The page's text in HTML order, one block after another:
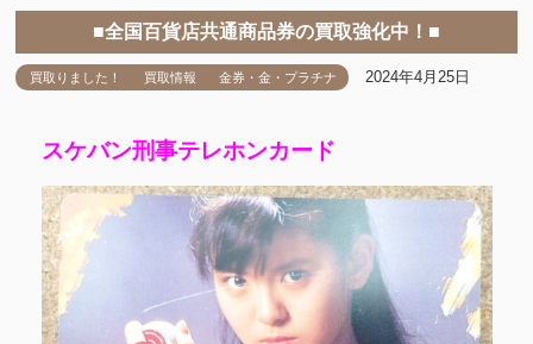
■全国百貨店共通商品券の買取強化中！■
買取りました！ 買取情報 金券・金・プラチナ 2024年4月25日
スケバン刑事テレホンカード